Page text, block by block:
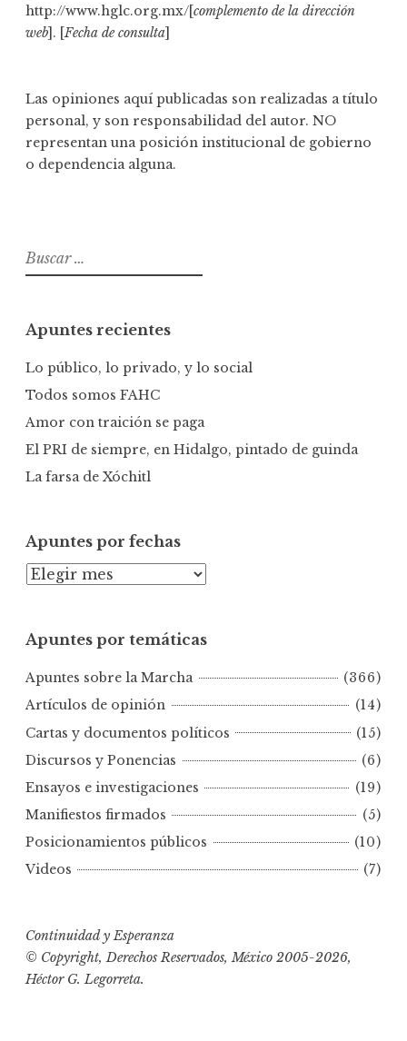
http://www.hglc.org.mx/[complemento de la dirección
web]. [Fecha de consulta]
Las opiniones aquí publicadas son realizadas a título
personal, y son responsabilidad del autor. NO
representan una posición institucional de gobierno
o dependencia alguna.
B
u
a
r
Apuntes recientes
Lo público, lo privado, y lo social
Todos somos FAHC
Amor con traición se paga
El PRI de siempre, en Hidalgo, pintado de guinda
La farsa de Xóchitl
Apuntes por fechas
A
n
e
s
p
r
f
e
c
a
Apuntes por temáticas
Apuntes sobre la Marcha
(366)
Artículos de opinión
(14)
Cartas y documentos políticos
(15)
Discursos y Ponencias
(6)
Ensayos e investigaciones
(19)
Manifiestos firmados
(5)
Posicionamientos públicos
(10)
Videos
(7)
Continuidad y Esperanza
© Copyright, Derechos Reservados, México 2005-2026,
Héctor G. Legorreta.